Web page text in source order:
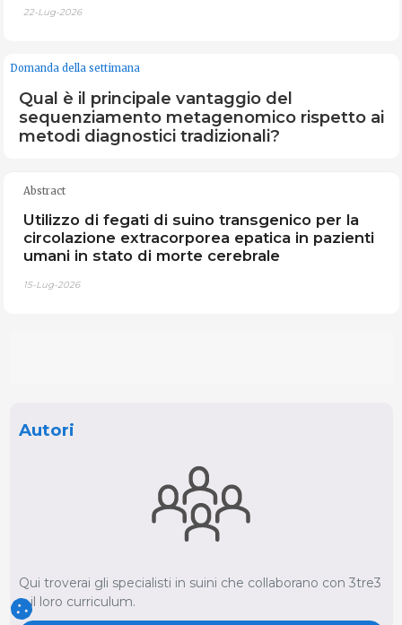
22-Lug-2026
Domanda della settimana
Qual è il principale vantaggio del
sequenziamento metagenomico rispetto ai
metodi diagnostici tradizionali?
Abstract
Utilizzo di fegati di suino transgenico per la
circolazione extracorporea epatica in pazienti
umani in stato di morte cerebrale
15-Lug-2026
Autori
Qui troverai gli specialisti in suini che collaborano con 3tre3
e il loro curriculum.